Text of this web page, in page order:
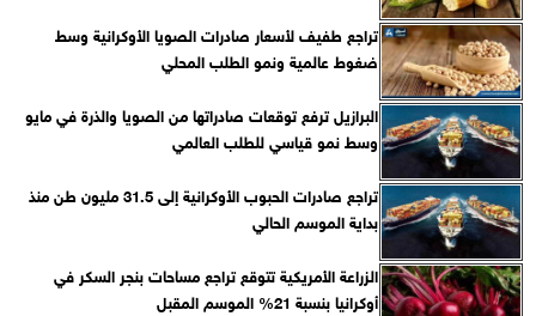
تراجع طفيف لأسعار صادرات الصويا الأوكرانية وسط
ضغوط عالمية ونمو الطلب المحلي
البرازيل ترفع توقعات صادراتها من الصويا والذرة في مايو
وسط نمو قياسي للطلب العالمي
تراجع صادرات الحبوب الأوكرانية إلى 31.5 مليون طن منذ
بداية الموسم الحالي
الزراعة الأمريكية تتوقع تراجع مساحات بنجر السكر في
أوكرانيا بنسبة 21% الموسم المقبل